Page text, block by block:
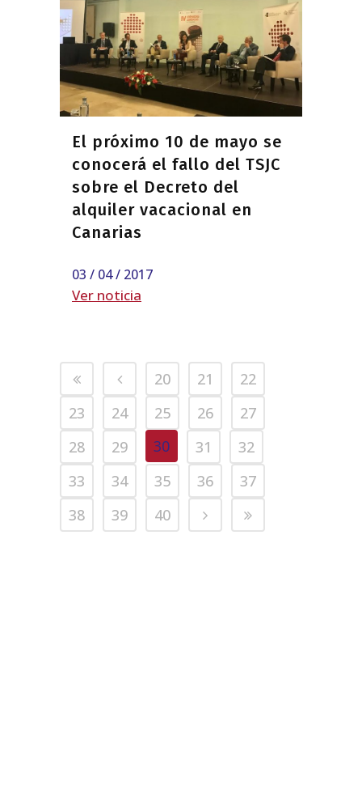
El próximo 10 de mayo se
conocerá el fallo del TSJC
sobre el Decreto del
alquiler vacacional en
Canarias
03 / 04 / 2017
Ver noticia
20 21
22
23
24 25 26
27
28
29 30 31
32
33
34 35 36
37
38
39 40